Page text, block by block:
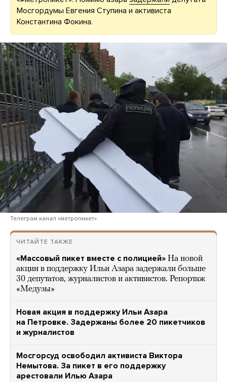
Мосгордумы Евгения Ступина и активиста
Константина Фокина.
Телеграм канал «метропикет»
ЧИТАЙТЕ ТАКЖЕ
«Массовый пикет вместе с полицией» На новой
акции в поддержку Ильи Азара задержали больше
30 депутатов, журналистов и активистов. Репортаж
«Медузы»
Новая акция в поддержку Ильи Азара
на Петровке. Задержаны более 20 пикетчиков
и журналистов
Мосгорсуд освободил активиста Виктора
Немытова. За пикет в его поддержку
арестовали Илью Азара